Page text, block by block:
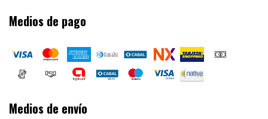
Medios de pago
Medios de envío